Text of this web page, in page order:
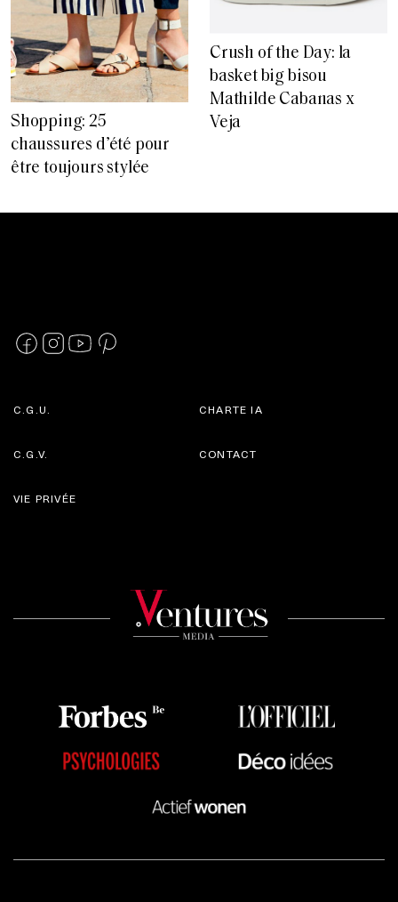
Shopping: 25
chaussures d’été pour
être toujours stylée
Crush of the Day: la
basket big bisou
Mathilde Cabanas x
Veja
C.G.U.
C.G.V.
CHARTE IA
CONTACT
VIE PRIVÉE